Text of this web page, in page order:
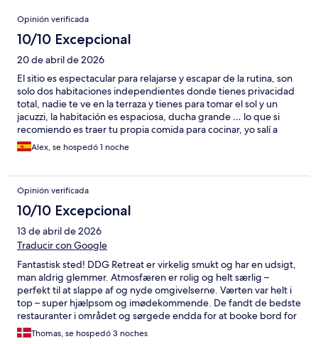
Opiniones
Opinión verificada
10/10 Excepcional
20 de abril de 2026
El sitio es espectacular para relajarse y escapar de la rutina, son
solo dos habitaciones independientes donde tienes privacidad
total, nadie te ve en la terraza y tienes para tomar el sol y un
jacuzzi, la habitación es espaciosa, ducha grande … lo que si
recomiendo es traer tu propia comida para cocinar, yo salí a
cenar a un restaurante que me recomedaron ( muy bueno
también ) pero la idea era relajarse y no salir. Lo recomiendo y
Alex, se hospedó 1 noche
Opinión verificada
10/10 Excepcional
13 de abril de 2026
Traducir con Google
Fantastisk sted! DDG Retreat er virkelig smukt og har en udsigt,
man aldrig glemmer. Atmosfæren er rolig og helt særlig –
perfekt til at slappe af og nyde omgivelserne. Værten var helt i
top – super hjælpsom og imødekommende. De fandt de bedste
restauranter i området og sørgede endda for at booke bord for
os, hvilket gjorde opholdet endnu mere afslappende og
luksuriøst. Kan varmt anbefales! Fantastic place! DDG Retreat is
Thomas, se hospedó 3 noches